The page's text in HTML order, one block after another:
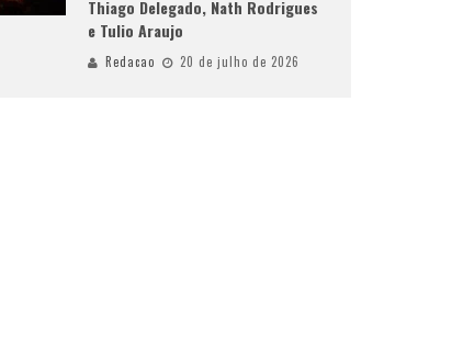
Thiago Delegado, Nath Rodrigues
e Tulio Araujo
Redacao 20 de julho de 2026